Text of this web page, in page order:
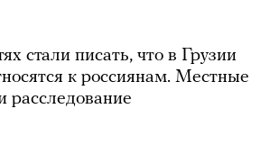
стали писать, что в Грузии
к россиянам. Местные
расследование